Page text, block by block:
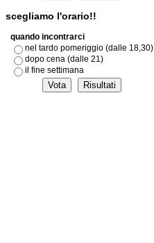
scegliamo l'orario!!
quando incontrarci
nel tardo pomeriggio (dalle 18,30)
dopo cena (dalle 21)
il fine settimana